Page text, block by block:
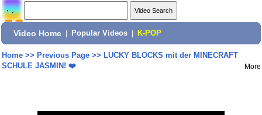
Video Home Popular Videos K-POP
Home>> Previous Page>> LUCKY BLOCKS mit der MINECRAFT
SCHULE JASMIN! ❤️
More